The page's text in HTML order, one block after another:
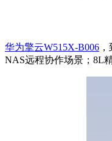
华为擎云W515X-B006
NAS远程协作场景；8L